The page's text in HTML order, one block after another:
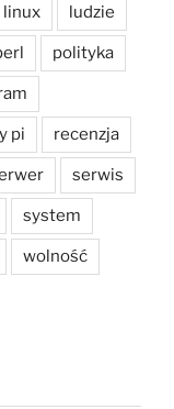
linux ludzie
polityka
pi recenzja
serwis
system
wolność